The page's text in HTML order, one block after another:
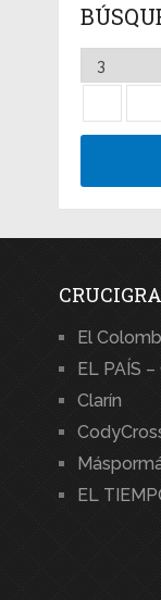
El
EL PAÍS
Clarín
EL